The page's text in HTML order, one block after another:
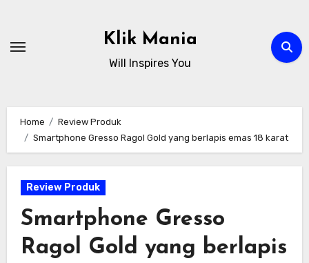
content
Klik Mania
Will Inspires You
Home
Review Produk
Smartphone Gresso Ragol Gold yang berlapis emas 18 karat
Review Produk
Smartphone Gresso
Ragol Gold yang berlapis